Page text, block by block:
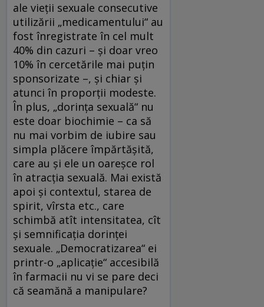
ale vieții sexuale consecutive
utilizării „medicamentului“ au
fost înregistrate în cel mult
40% din cazuri – și doar vreo
10% în cercetările mai puțin
sponsorizate –, și chiar și
atunci în proporții modeste.
În plus, „dorința sexuală“ nu
este doar biochimie – ca să
nu mai vorbim de iubire sau
simpla plăcere împărtășită,
care au și ele un oareșce rol
în atracția sexuală. Mai există
apoi și contextul, starea de
spirit, vîrsta etc., care
schimbă atît intensitatea, cît
și semnificația dorinței
sexuale. „Democratizarea“ ei
printr-o „aplicație“ accesibilă
în farmacii nu vi se pare deci
că seamănă a manipulare?